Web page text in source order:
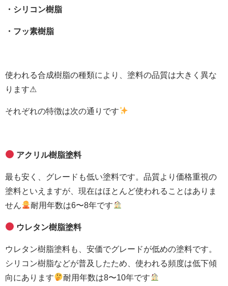
・シリコン樹脂
・フッ素樹脂
使われる合成樹脂の種類により、塗料の品質は大きく異な
ります⚠
それぞれの特徴は次の通りです
アクリル樹脂塗料
最も安く、グレードも低い塗料です。品質より価格重視の
塗料といえますが、現在はほとんど使われることはありま
せん
耐用年数は6〜8年です
ウレタン樹脂塗料
ウレタン樹脂塗料も、安価でグレードが低めの塗料です。
シリコン樹脂などが普及したため、使われる頻度は低下傾
向にあります
耐用年数は8〜10年です